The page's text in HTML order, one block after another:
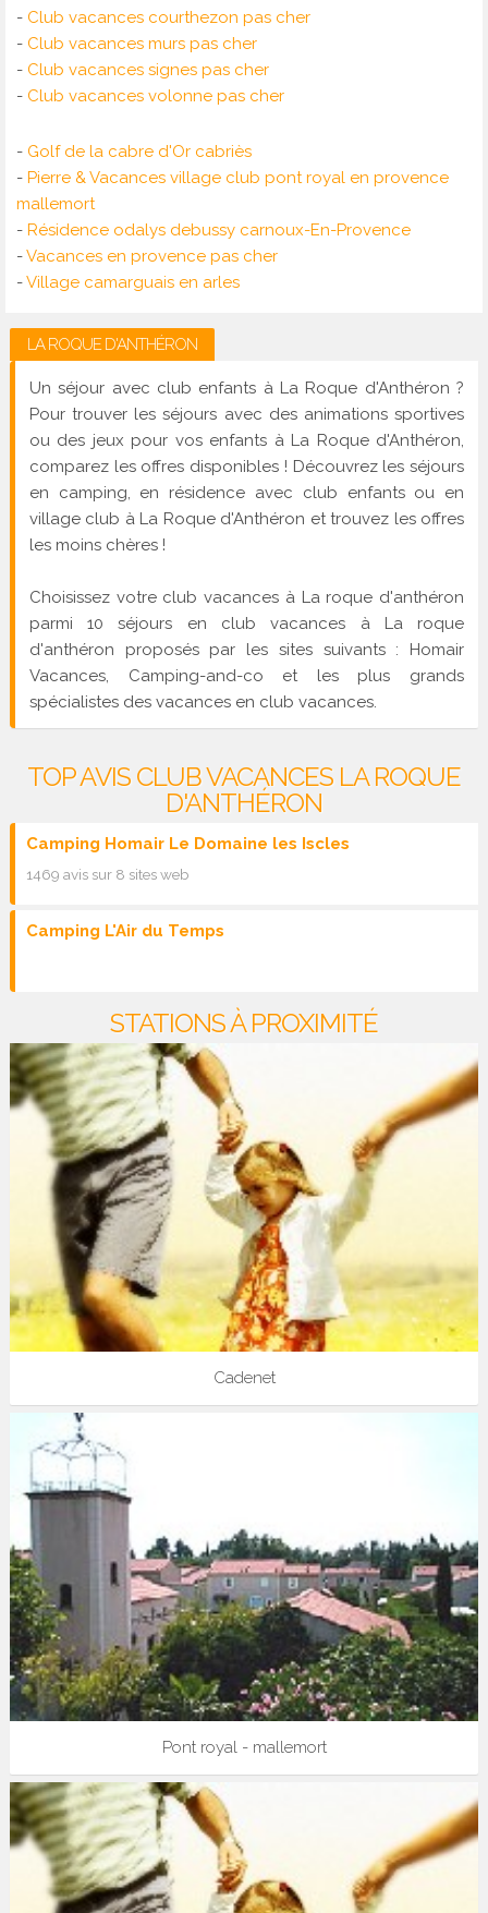
- Club vacances courthezon pas cher
- Club vacances murs pas cher
- Club vacances signes pas cher
- Club vacances volonne pas cher
- Golf de la cabre d'Or cabriès
- Pierre & Vacances village club pont royal en provence
mallemort
- Résidence odalys debussy carnoux-En-Provence
-Vacances en provence pas cher
-Village camarguais en arles
LA ROQUE D'ANTHÉRON
Un séjour avec club enfants à La Roque d'Anthéron ?
Pour trouver les séjours avec des animations sportives
ou des jeux pour vos enfants à La Roque d'Anthéron,
comparez les offres disponibles ! Découvrez les séjours
en camping, en résidence avec club enfants ou en
village club à La Roque d'Anthéron et trouvez les offres
les moins chères !
Choisissez votre club vacances à La roque d'anthéron
parmi 10 séjours en club vacances à La roque
d'anthéron proposés par les sites suivants : Homair
Vacances, Camping-and-co et les plus grands
spécialistes des vacances en club vacances.
TOP AVIS CLUB VACANCES LA ROQUE
D'ANTHÉRON
Camping Homair Le Domaine les Iscles
1469 avis sur 8 sites web
Camping L'Air du Temps
STATIONS À PROXIMITÉ
Cadenet
Pont royal - mallemort